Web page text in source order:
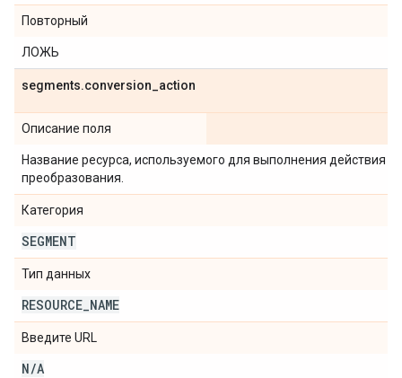
Повторный
ЛОЖЬ
segments.conversion action
Описание поля
Название ресурса, используемого для выполнения действия
преобразования.
Категория
SEGMENT
Тип данных
RESOURCE NAME
Введите URL
N/A